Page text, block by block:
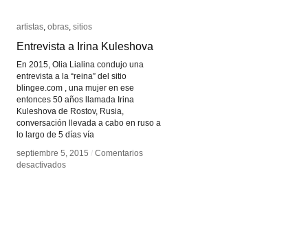
artistas obras sitios
Entrevista a Irina Kuleshova
En 2015, Olia Lialina condujo una
entrevista a la “reina” del sitio
blingee.com , una mujer en ese
entonces 50 años llamada Irina
Kuleshova de Rostov, Rusia,
conversación llevada a cabo en ruso a
lo largo de 5 días vía
septiembre 5, 2015 / Comentarios
desactivadosen
artistas obras sitios
Entrevista a Irina Kuleshova
septiembre 5, 2015 / Comentarios
desactivadosen